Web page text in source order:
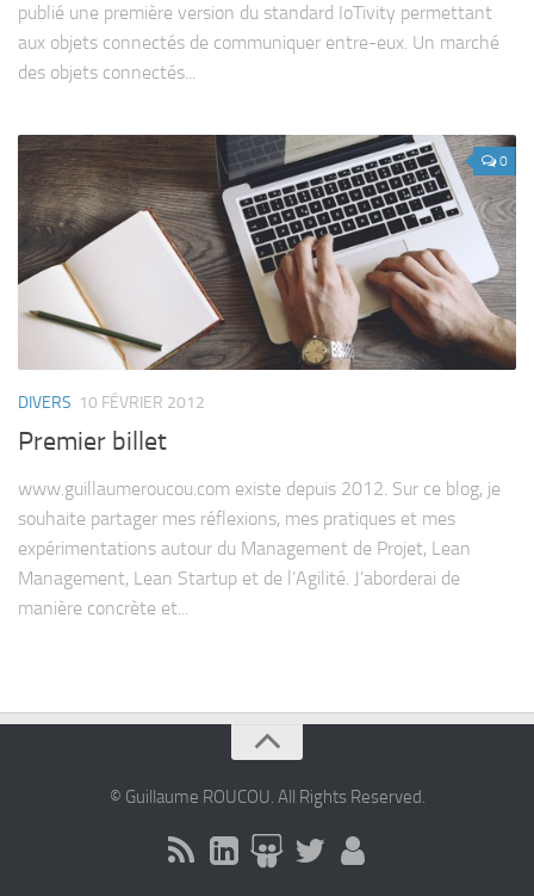
publié une première version du standard IoTivity permettant
aux objets connectés de communiquer entre-eux. Un marché
des objets connectés...
0
DIVERS 10 FÉVRIER 2012
Premier billet
www.guillaumeroucou.com existe depuis 2012. Sur ce blog, je
souhaite partager mes réflexions, mes pratiques et mes
expérimentations autour du Management de Projet, Lean
Management, Lean Startup et de l’Agilité. J’aborderai de
manière concrète et...
© Guillaume ROUCOU. All Rights Reserved.